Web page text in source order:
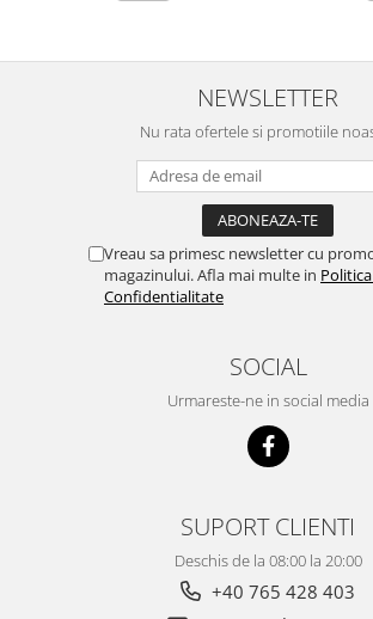
NEWSLETTER
Nu rata ofertele si promotiile
Vreau sa primesc newsletter cu
magazinului. Afla mai multe in
Confidentialitate
SOCIAL
Urmareste-ne in social media
SUPORT CLIENTI
Deschis de la 08:00 la 20:00
+40 765 428 403